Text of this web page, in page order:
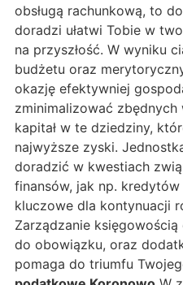
obsługą rachunkową, to
doradzi ułatwi Tobie w
na przyszłość. W wyniku
budżetu oraz
okazję efektywniej
zminimalizować
kapitał w te dziedziny,
najwyższe zyski.
doradzić w kwestiach
finansów, jak np.
kluczowe dla kontynuacji
Zarządzanie
do obowiązku, oraz
pomaga do triumfu